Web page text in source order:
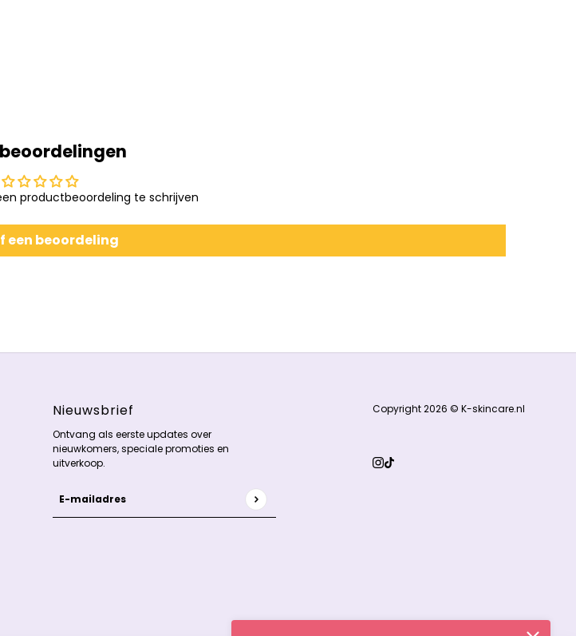
productbeoordeling te schrijven
een beoordeling
Nieuwsbrief
Ontvang als eerste updates over
nieuwkomers, speciale promoties en
uitverkoop.
E-mailadres
Deze site wordt beschermd door hCaptcha en het
Copyright 2026 © K-skincare.nl